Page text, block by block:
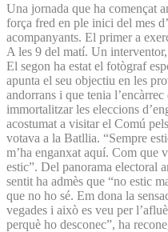
Una jornada que ha començat
força fred en ple inici del mes
acompanyants. El primer a
A les 9 del matí. Un
El segon ha estat el fotògraf
apunta el seu objectiu en les
andorrans i que tenia
immortalitzar les eleccions
acostumat a visitar el Comú
votava a la Batllia. “Sempre
m’ha enganxat aquí. Com que
estic”. Del panorama electoral
sentit ha admès que “no estic
que no ho sé. Em dona la
vegades i això es veu per
perquè ho desconec”, ha